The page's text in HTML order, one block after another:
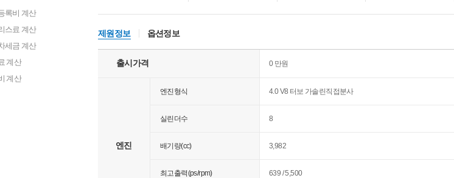
록비 계산
스료 계산
세금 계산
계산
계산
제원정보 옵션정보
출시가격 0 만원
엔진
엔진형식 4.0 V8 터보 가솔린직접분사
실린더수 8
배기량(cc) 3,982
최고출력(ps/rpm) 639 / 5,500